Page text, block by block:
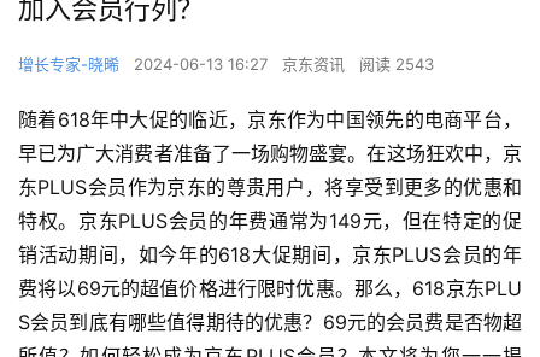
加入会员行列？
增长专家-晓晞 2024-06-13 16:27 京东资讯 阅读 2543
随着618年中大促的临近，京东作为中国领先的电商平台，
早已为广大消费者准备了一场购物盛宴。在这场狂欢中，京
东PLUS会员作为京东的尊贵用户，将享受到更多的优惠和
特权。京东PLUS会员的年费通常为149元，但在特定的促
销活动期间，如今年的618大促期间，京东PLUS会员的年
费将以69元的超值价格进行限时优惠。那么，618京东PLU
S会员到底有哪些值得期待的优惠？69元的会员费是否物超